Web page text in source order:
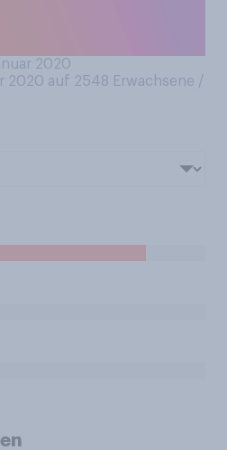
2020
2020 auf 2548 Erwachsene /